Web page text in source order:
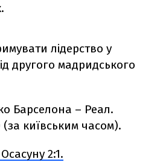
лідерство у
другого мадридського
Барселона – Реал.
київським часом).
2:1.